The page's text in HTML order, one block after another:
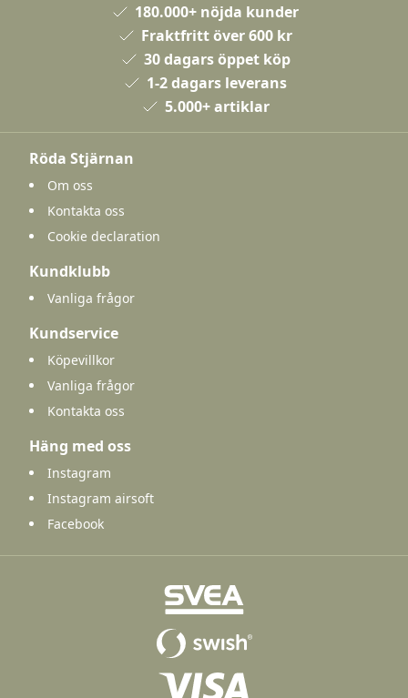
180.000+ nöjda kunder
Fraktfritt över 600 kr
30 dagars öppet köp
1-2 dagars leverans
5.000+ artiklar
Röda Stjärnan
Om oss
Kontakta oss
Cookie declaration
Kundklubb
Vanliga frågor
Kundservice
Köpevillkor
Vanliga frågor
Kontakta oss
Häng med oss
Instagram
Instagram airsoft
Facebook